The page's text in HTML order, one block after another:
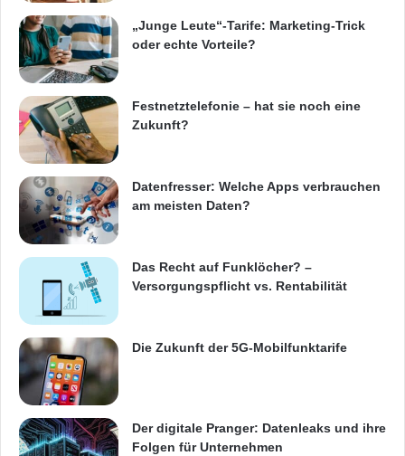
„Junge Leute“-Tarife: Marketing-Trick
oder echte Vorteile?
Festnetztelefonie – hat sie noch eine
Zukunft?
Datenfresser: Welche Apps verbrauchen
am meisten Daten?
Das Recht auf Funklöcher? –
Versorgungspflicht vs. Rentabilität
Die Zukunft der 5G-Mobilfunktarife
Der digitale Pranger: Datenleaks und ihre
Folgen für Unternehmen